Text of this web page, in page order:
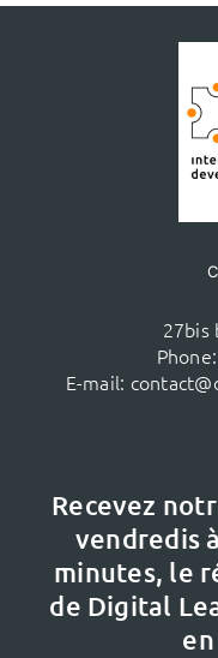
27bis
Phone:
E-mail:
Recevez
vendredis
minutes, le
de Digital